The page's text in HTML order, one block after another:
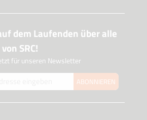
dem Laufenden über alle
SRC!
für unseren Newsletter
ABONNIEREN